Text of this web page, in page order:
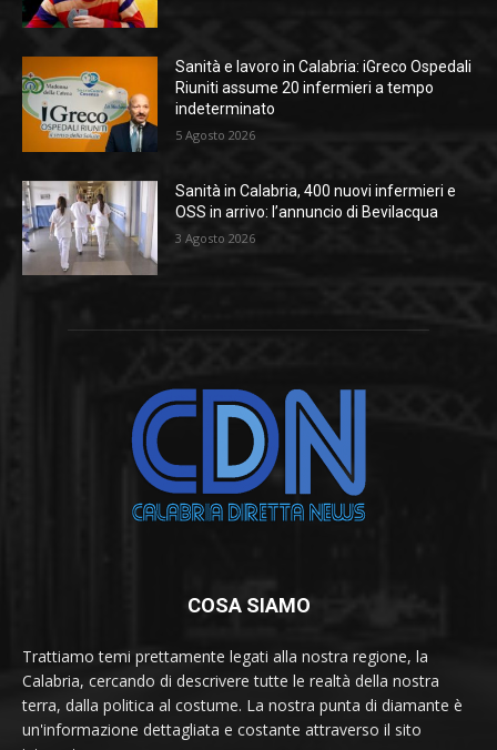
Sanità e lavoro in Calabria: iGreco Ospedali
Riuniti assume 20 infermieri a tempo
indeterminato
5 Agosto 2026
Sanità in Calabria, 400 nuovi infermieri e
OSS in arrivo: l’annuncio di Bevilacqua
3 Agosto 2026
COSA SIAMO
Trattiamo temi prettamente legati alla nostra regione, la
Calabria, cercando di descrivere tutte le realtà della nostra
terra, dalla politica al costume. La nostra punta di diamante è
un'informazione dettagliata e costante attraverso il sito